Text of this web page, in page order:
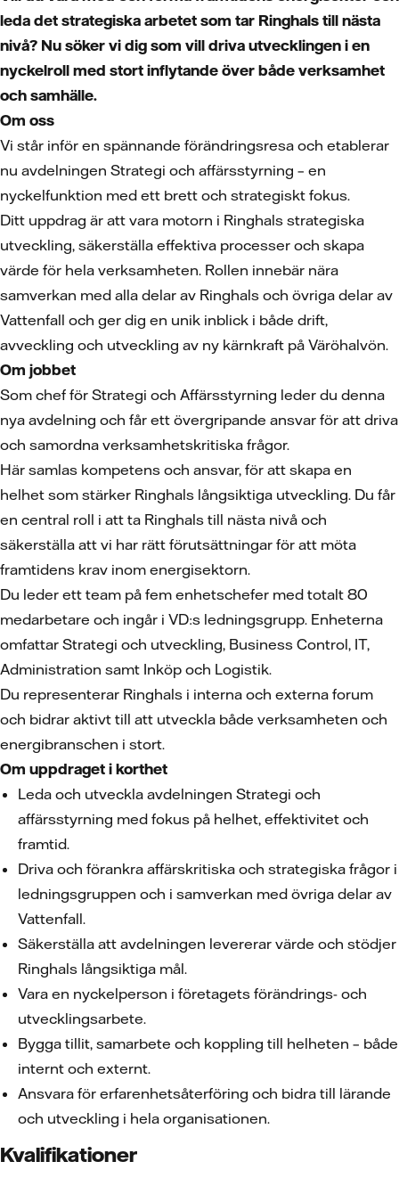
leda det strategiska arbetet som tar Ringhals till nästa
nivå? Nu söker vi dig som vill driva utvecklingen i en
nyckelroll med stort inflytande över både verksamhet
och samhälle.
Om oss
Vi står inför en spännande förändringsresa och etablerar
nu avdelningen Strategi och affärsstyrning – en
nyckelfunktion med ett brett och strategiskt fokus.
Ditt uppdrag är att vara motorn i Ringhals strategiska
utveckling, säkerställa effektiva processer och skapa
värde för hela verksamheten. Rollen innebär nära
samverkan med alla delar av Ringhals och övriga delar av
Vattenfall och ger dig en unik inblick i både drift,
avveckling och utveckling av ny kärnkraft på Väröhalvön.
Om jobbet
Som chef för Strategi och Affärsstyrning leder du denna
nya avdelning och får ett övergripande ansvar för att driva
och samordna verksamhetskritiska frågor.
Här samlas kompetens och ansvar, för att skapa en
helhet som stärker Ringhals långsiktiga utveckling. Du får
en central roll i att ta Ringhals till nästa nivå och
säkerställa att vi har rätt förutsättningar för att möta
framtidens krav inom energisektorn.
Du leder ett team på fem enhetschefer med totalt 80
medarbetare och ingår i VD:s ledningsgrupp. Enheterna
omfattar Strategi och utveckling, Business Control, IT,
Administration samt Inköp och Logistik.
Du representerar Ringhals i interna och externa forum
och bidrar aktivt till att utveckla både verksamheten och
energibranschen i stort.
Om uppdraget i korthet
Leda och utveckla avdelningen Strategi och
affärsstyrning med fokus på helhet, effektivitet och
framtid.
Driva och förankra affärskritiska och strategiska frågor i
ledningsgruppen och i samverkan med övriga delar av
Vattenfall.
Säkerställa att avdelningen levererar värde och stödjer
Ringhals långsiktiga mål.
Vara en nyckelperson i företagets förändrings- och
utvecklingsarbete.
Bygga tillit, samarbete och koppling till helheten – både
internt och externt.
Ansvara för erfarenhetsåterföring och bidra till lärande
och utveckling i hela organisationen.
Kvalifikationer